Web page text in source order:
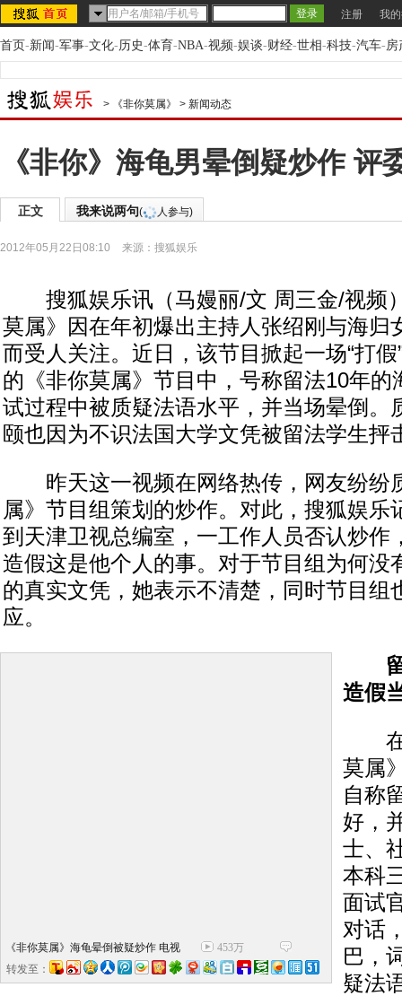
注册 我
首页-新闻-军事-文化-历史-体育-NBA-视频-娱谈-财经-世相-科技-汽车-房
> 《非你莫属》 > 新闻动态
《非你》海龟男晕倒疑炒作 评
正文 我来说两句( 人参与)
2012年05月22日08:10 来源： 搜狐娱乐
搜狐娱乐讯（马嫚丽/文 周三金/视频
莫属》因在年初爆出主持人张绍刚与海归
而受人关注。近日，该节目掀起一场“打
的《非你莫属》节目中，号称留法10年的
试过程中被质疑法语水平，并当场晕倒。
颐也因为不识法国大学文凭被留法学生抨
昨天这一视频在网络热传，网友纷纷
属》节目组策划的炒作。对此，搜狐娱乐
到天津卫视总编室，一工作人员否认炒作
造假这是他个人的事。对于节目组为何没
的真实文凭，她表示不清楚，同时节目组
应。
《非你莫属》海龟晕倒被疑炒作 电视
453万
转发至：
留
造假
在
莫属
自称
好，
士、
本科
面试
对话
巴，
疑法